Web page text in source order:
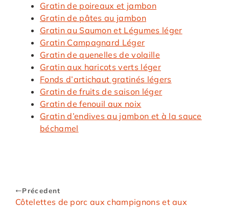
Gratin de poireaux et jambon
Gratin de pâtes au jambon
Gratin au Saumon et Légumes léger
Gratin Campagnard Léger
Gratin de quenelles de volaille
Gratin aux haricots verts léger
Fonds d’artichaut gratinés légers
Gratin de fruits de saison léger
Gratin de fenouil aux noix
Gratin d’endives au jambon et à la sauce
béchamel
Précedent
Côtelettes de porc aux champignons et aux